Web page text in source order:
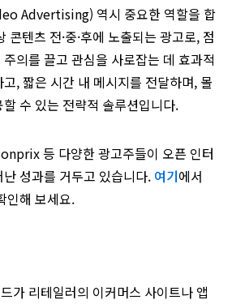
Advertising) 역시 중요한 역할을 합
콘텐츠 전·중·후에 노출되는 광고로, 점
의를 끌고 관심을 사로잡는 데 효과적
, 짧은 시간 내 메시지를 전달하며, 몰
수 있는 전략적 솔루션입니다.
등 다양한 광고주들이 오픈 인터
성과를 거두고 있습니다. 여기에서
인해 보세요.
가 리테일러의 이커머스 사이트나 앱